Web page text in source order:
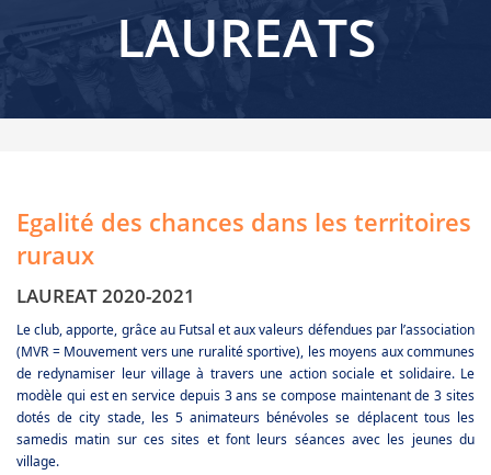
LAUREATS
Egalité des chances dans les territoires
ruraux
LAUREAT 2020-2021
Le club, apporte, grâce au Futsal et aux valeurs défendues par l’association
(MVR = Mouvement vers une ruralité sportive), les moyens aux communes
de redynamiser leur village à travers une action sociale et solidaire. Le
modèle qui est en service depuis 3 ans se compose maintenant de 3 sites
dotés de city stade, les 5 animateurs bénévoles se déplacent tous les
samedis matin sur ces sites et font leurs séances avec les jeunes du
village.